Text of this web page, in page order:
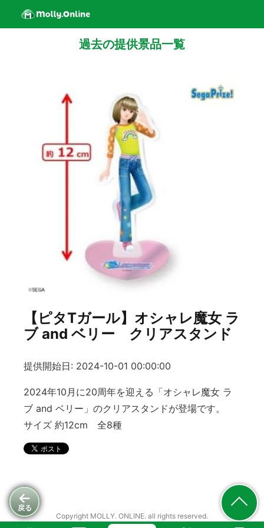
戻る
過去の提供景品一覧
【ピタTガール】オシャレ魔女 ラ
ブ and ベリー クリアスタンド
提供開始日: 2024-10-01 00:00:00
2024年10月に20周年を迎える「オシャレ魔女 ラ
ブ and ベリー」のクリアスタンドが登場です。
サイズ 約12cm 全8種
Copyright MOLLY. ONLINE. all rights reserved.